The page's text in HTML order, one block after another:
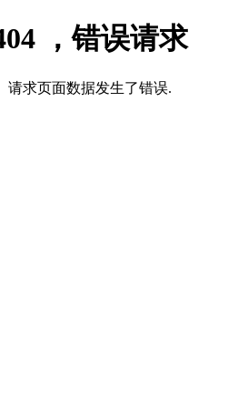
，错误请求
请求页面数据发生了错误.